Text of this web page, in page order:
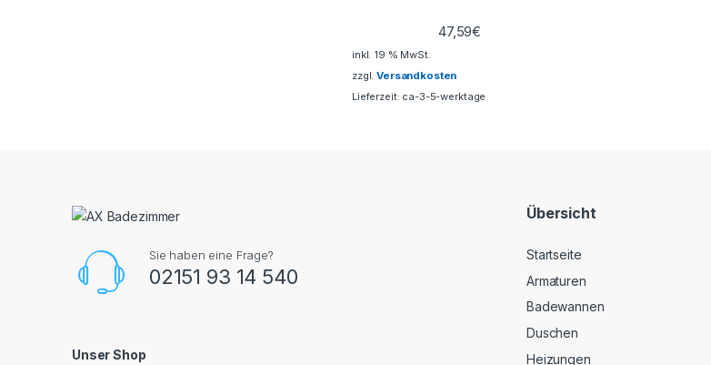
47,59€
inkl. 19 % MwSt.
zzgl.Versandkosten
Lieferzeit: ca-3-5-werktage
Sie haben eine Frage?
02151 93 14 540
Unser Shop
Übersicht
Startseite
Armaturen
Badewannen
Duschen
Heizungen